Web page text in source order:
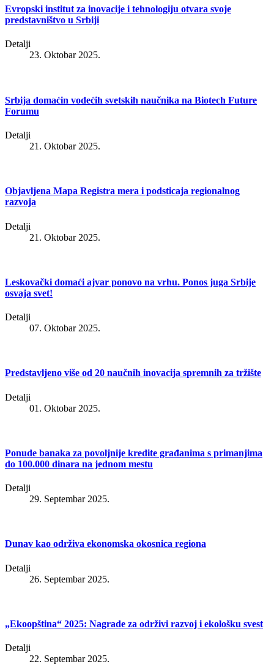
Evropski institut za inovacije i tehnologiju otvara svoje
predstavništvo u Srbiji
Detalji
23. Oktobar 2025.
Srbija domaćin vodećih svetskih naučnika na Biotech Future
Forumu
Detalji
21. Oktobar 2025.
Objavlјena Mapa Registra mera i podsticaja regionalnog
razvoja
Detalji
21. Oktobar 2025.
Leskovački domaći ajvar ponovo na vrhu. Ponos juga Srbije
osvaja svet!
Detalji
07. Oktobar 2025.
Predstavljeno više od 20 naučnih inovacija spremnih za tržište
Detalji
01. Oktobar 2025.
Ponude banaka za povoljnije kredite građanima s primanjima
do 100.000 dinara na jednom mestu
Detalji
29. Septembar 2025.
Dunav kao održiva ekonomska okosnica regiona
Detalji
26. Septembar 2025.
„Ekoopština“ 2025: Nagrade za održivi razvoj i ekološku svest
Detalji
22. Septembar 2025.